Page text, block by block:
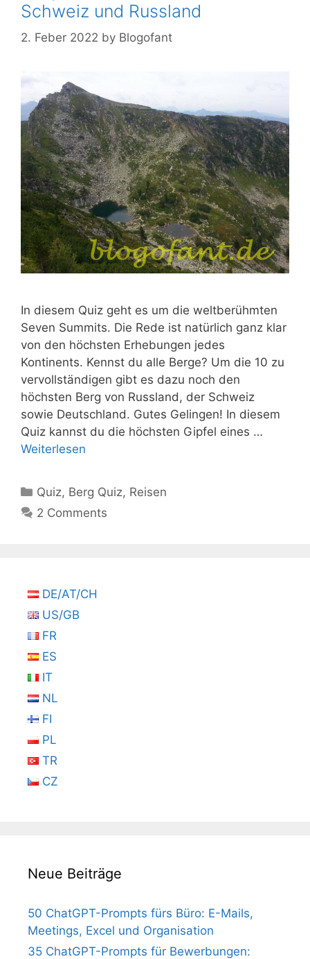
Schweiz und Russland
2. Feber 2022 by Blogofant
In diesem Quiz geht es um die weltberühmten
Seven Summits. Die Rede ist natürlich ganz klar
von den höchsten Erhebungen jedes
Kontinents. Kennst du alle Berge? Um die 10 zu
vervollständigen gibt es dazu noch den
höchsten Berg von Russland, der Schweiz
sowie Deutschland. Gutes Gelingen! In diesem
Quiz kannst du die höchsten Gipfel eines …
Weiterlesen
Kategorien
Quiz, Berg Quiz, Reisen
2 Comments
DE/AT/CH
US/GB
FR
ES
IT
NL
FI
PL
TR
CZ
Neue Beiträge
50 ChatGPT-Prompts fürs Büro: E-Mails,
Meetings, Excel und Organisation
35 ChatGPT-Prompts für Bewerbungen: